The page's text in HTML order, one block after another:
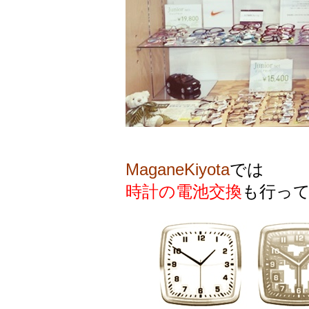
MaganeKiyotaでは
時計の電池交換も行っ